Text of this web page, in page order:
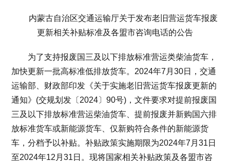
内蒙古自治区交通运输厅关于发布老旧营运货车报废
更新相关补贴标准及各盟市咨询电话的公告
为了支持报废国三及以下排放标准营运类柴油货车，
加快更新一批高标准低排放货车。2024年7月30日，交通
运输部、财政部印发《关于实施老旧营运货车报废更新的
通知》(交规划发〔2024〕90号)，文件要求对提前报废国
三及以下排放标准营运柴油货车、提前报废并新购国六排
放标准货车或新能源货车、仅新购符合条件的新能源货
车，分档予以补贴。补贴政策实施期限为2024年7月31日
至2024年12月31日。现将国家相关补贴政策及各盟市咨